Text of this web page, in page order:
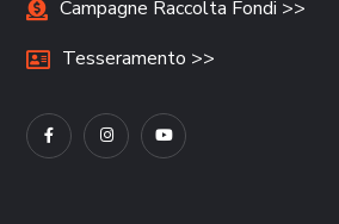
Campagne Raccolta Fondi >>
Tesseramento >>